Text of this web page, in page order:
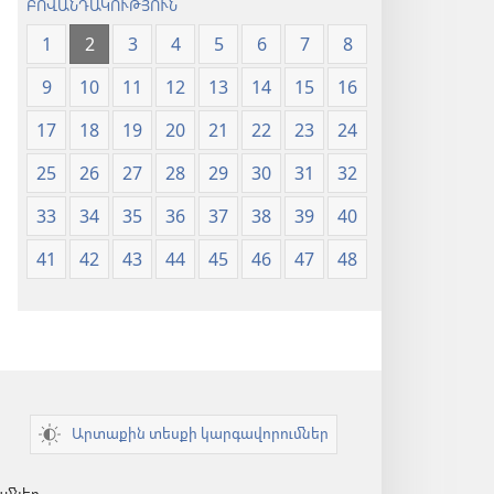
ԲՈՎԱՆԴԱԿՈՒԹՅՈՒՆ
1 2 3 4 5 6 7
8
9
10 11 12 13 14 15
16
17
18 19 20 21 22 23
24
25
26 27 28 29 30 31
32
33
34 35 36 37 38 39
40
41
42 43 44 45 46 47 48
Արտաքին տեսքի կարգավորումներ